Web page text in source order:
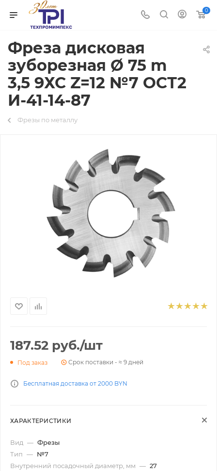
0
Фреза дисковая
зуборезная Ø 75 m
3,5 9ХС Z=12 №7 ОСТ2
И-41-14-87
Фрезы по металлу
187.52 руб./шт
Под заказ Срок поставки - ≈ 9 дней
Бесплатная доставка от 2000 BYN
ХАРАКТЕРИСТИКИ
Вид — Фрезы
Тип — №7
Внутренний посадочный диаметр, мм — 27